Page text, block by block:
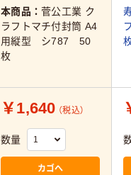
本商品： 菅公工業 ク
ラフトマチ付封筒 A4
用縦型 シ787 50
枚
￥1,640 （税込）
数量
カゴへ